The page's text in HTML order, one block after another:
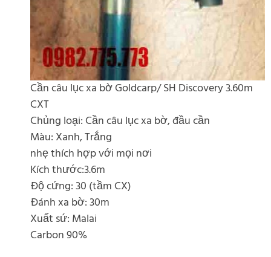
Cần câu lục xa bờ Goldcarp/ SH Discovery 3.60m
CXT
Chủng loại: Cần câu lục xa bờ, đầu cần
Màu: Xanh, Trắng
nhẹ thích hợp với mọi nơi
Kích thước:3.6m
Độ cứng: 30 (tầm CX)
Đánh xa bờ: 30m
Xuất sứ: Malai
Carbon 90%